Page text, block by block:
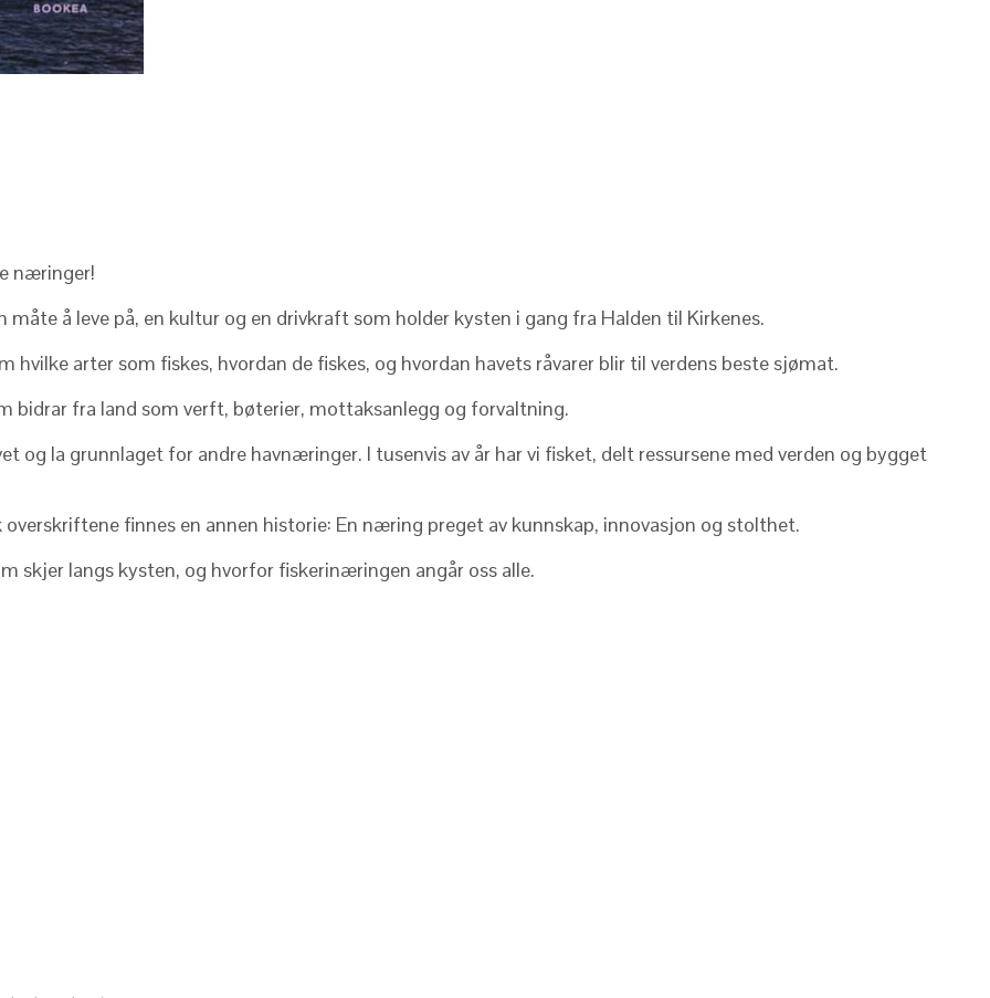
næringer!
å leve på, en kultur og en drivkraft som holder kysten i gang fra Halden til Kirkenes.
arter som fiskes, hvordan de fiskes, og hvordan havets råvarer blir til verdens beste sjømat.
bidrar fra land som verft, bøterier, mottaksanlegg og forvaltning.
og la grunnlaget for andre havnæringer. I tusenvis av år har vi fisket, delt ressursene med verden og bygget
finnes en annen historie: En næring preget av kunnskap, innovasjon og stolthet.
skjer langs kysten, og hvorfor fiskerinæringen angår oss alle.